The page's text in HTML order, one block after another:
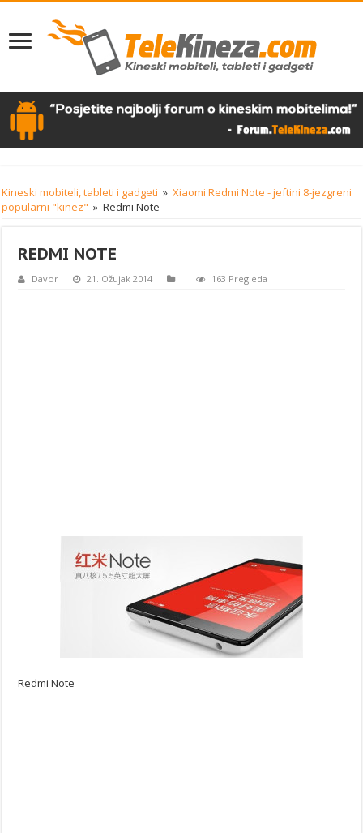
Kineski mobiteli, tableti i gadgeti » Xiaomi Redmi Note - jeftini 8-jezgreni
popularni "kinez" » Redmi Note
REDMI NOTE
Davor 21. Ožujak 2014 163 Pregleda
Redmi Note